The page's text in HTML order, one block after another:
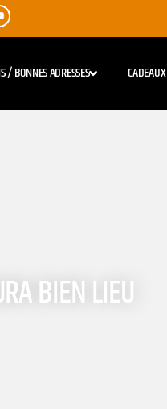
/ BONNES ADRESSES CADEAUX
BIEN LIEU